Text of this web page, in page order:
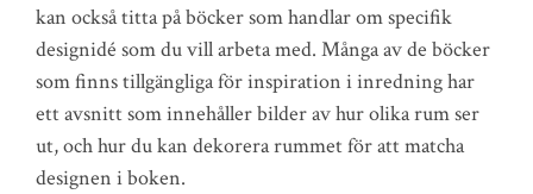
kan också titta på böcker som handlar om specifik
designidé som du vill arbeta med. Många av de böcker
som finns tillgängliga för inspiration i inredning har
ett avsnitt som innehåller bilder av hur olika rum ser
ut, och hur du kan dekorera rummet för att matcha
designen i boken.